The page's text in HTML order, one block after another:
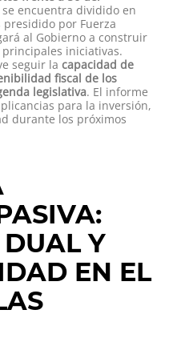
encuentra dividido en
presidido por Fuerza
al Gobierno a construir
iniciativas.
seguir lacapacidad de
fiscal de los
legislativa. El informe
para la inversión,
durante los próximos
Y
EN EL